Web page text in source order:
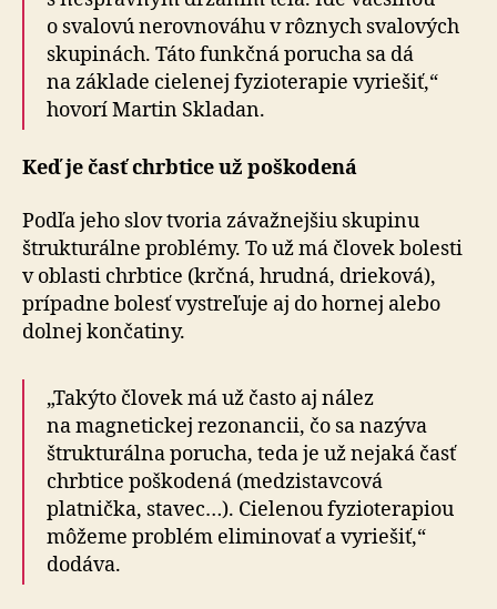
o svalovú nerovnováhu v rôznych svalových
skupinách. Táto funkčná porucha sa dá
na základe cielenej fyzioterapie vyriešiť,“
hovorí Martin Skladan.
Keď je časť chrbtice už poškodená
Podľa jeho slov tvoria závažnejšiu skupinu
štrukturálne problémy. To už má človek bolesti
v oblasti chrbtice (krčná, hrudná, drieková),
prípadne bolesť vystreľuje aj do hornej alebo
dolnej končatiny.
„Takýto človek má už často aj nález
na magnetickej rezonancii, čo sa nazýva
štrukturálna porucha, teda je už nejaká časť
chrbtice poškodená (medzistavcová
platnička, stavec…). Cielenou fyzioterapiou
môžeme problém eliminovať a vyriešiť,“
dodáva.